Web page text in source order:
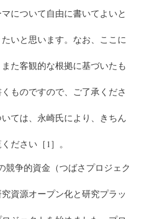
について自由に書いてよいと
いと思います。なお、ここに
た客観的な根拠に基づいたも
ものですので、ご了承くださ
ては、永崎氏により、きちん
ださい［1］。
争的資金（つばさプロジェク
資源オープン化と研究プラッ